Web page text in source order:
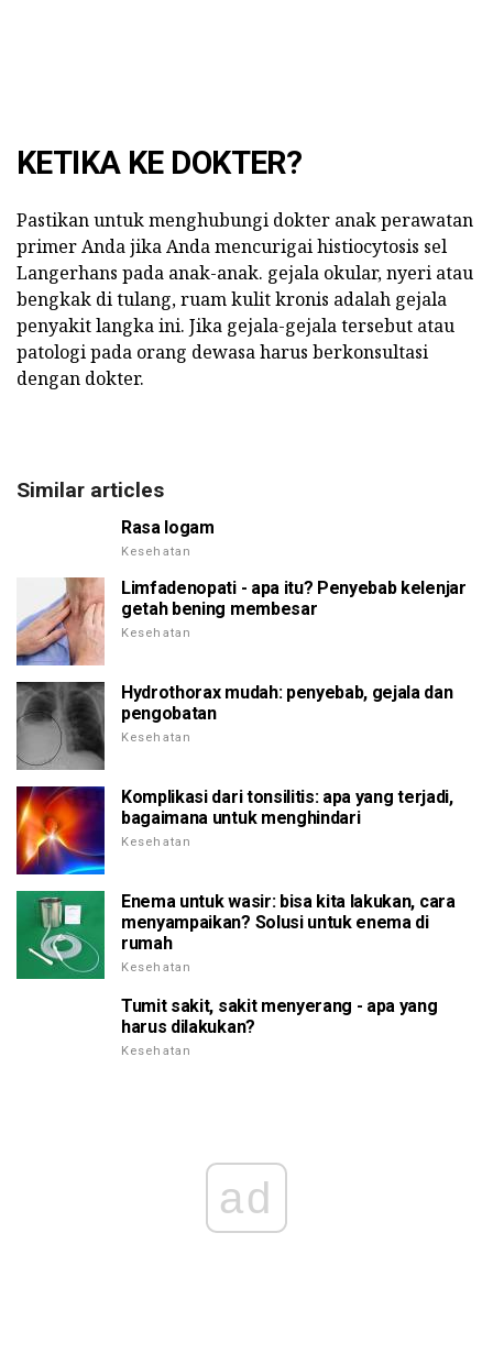
KETIKA KE DOKTER?
Pastikan untuk menghubungi dokter anak perawatan
primer Anda jika Anda mencurigai histiocytosis sel
Langerhans pada anak-anak. gejala okular, nyeri atau
bengkak di tulang, ruam kulit kronis adalah gejala
penyakit langka ini. Jika gejala-gejala tersebut atau
patologi pada orang dewasa harus berkonsultasi
dengan dokter.
Similar articles
Rasa logam
Kesehatan
Limfadenopati - apa itu? Penyebab kelenjar
getah bening membesar
Kesehatan
Hydrothorax mudah: penyebab, gejala dan
pengobatan
Kesehatan
Komplikasi dari tonsilitis: apa yang terjadi,
bagaimana untuk menghindari
Kesehatan
Enema untuk wasir: bisa kita lakukan, cara
menyampaikan? Solusi untuk enema di
rumah
Kesehatan
Tumit sakit, sakit menyerang - apa yang
harus dilakukan?
Kesehatan
ad